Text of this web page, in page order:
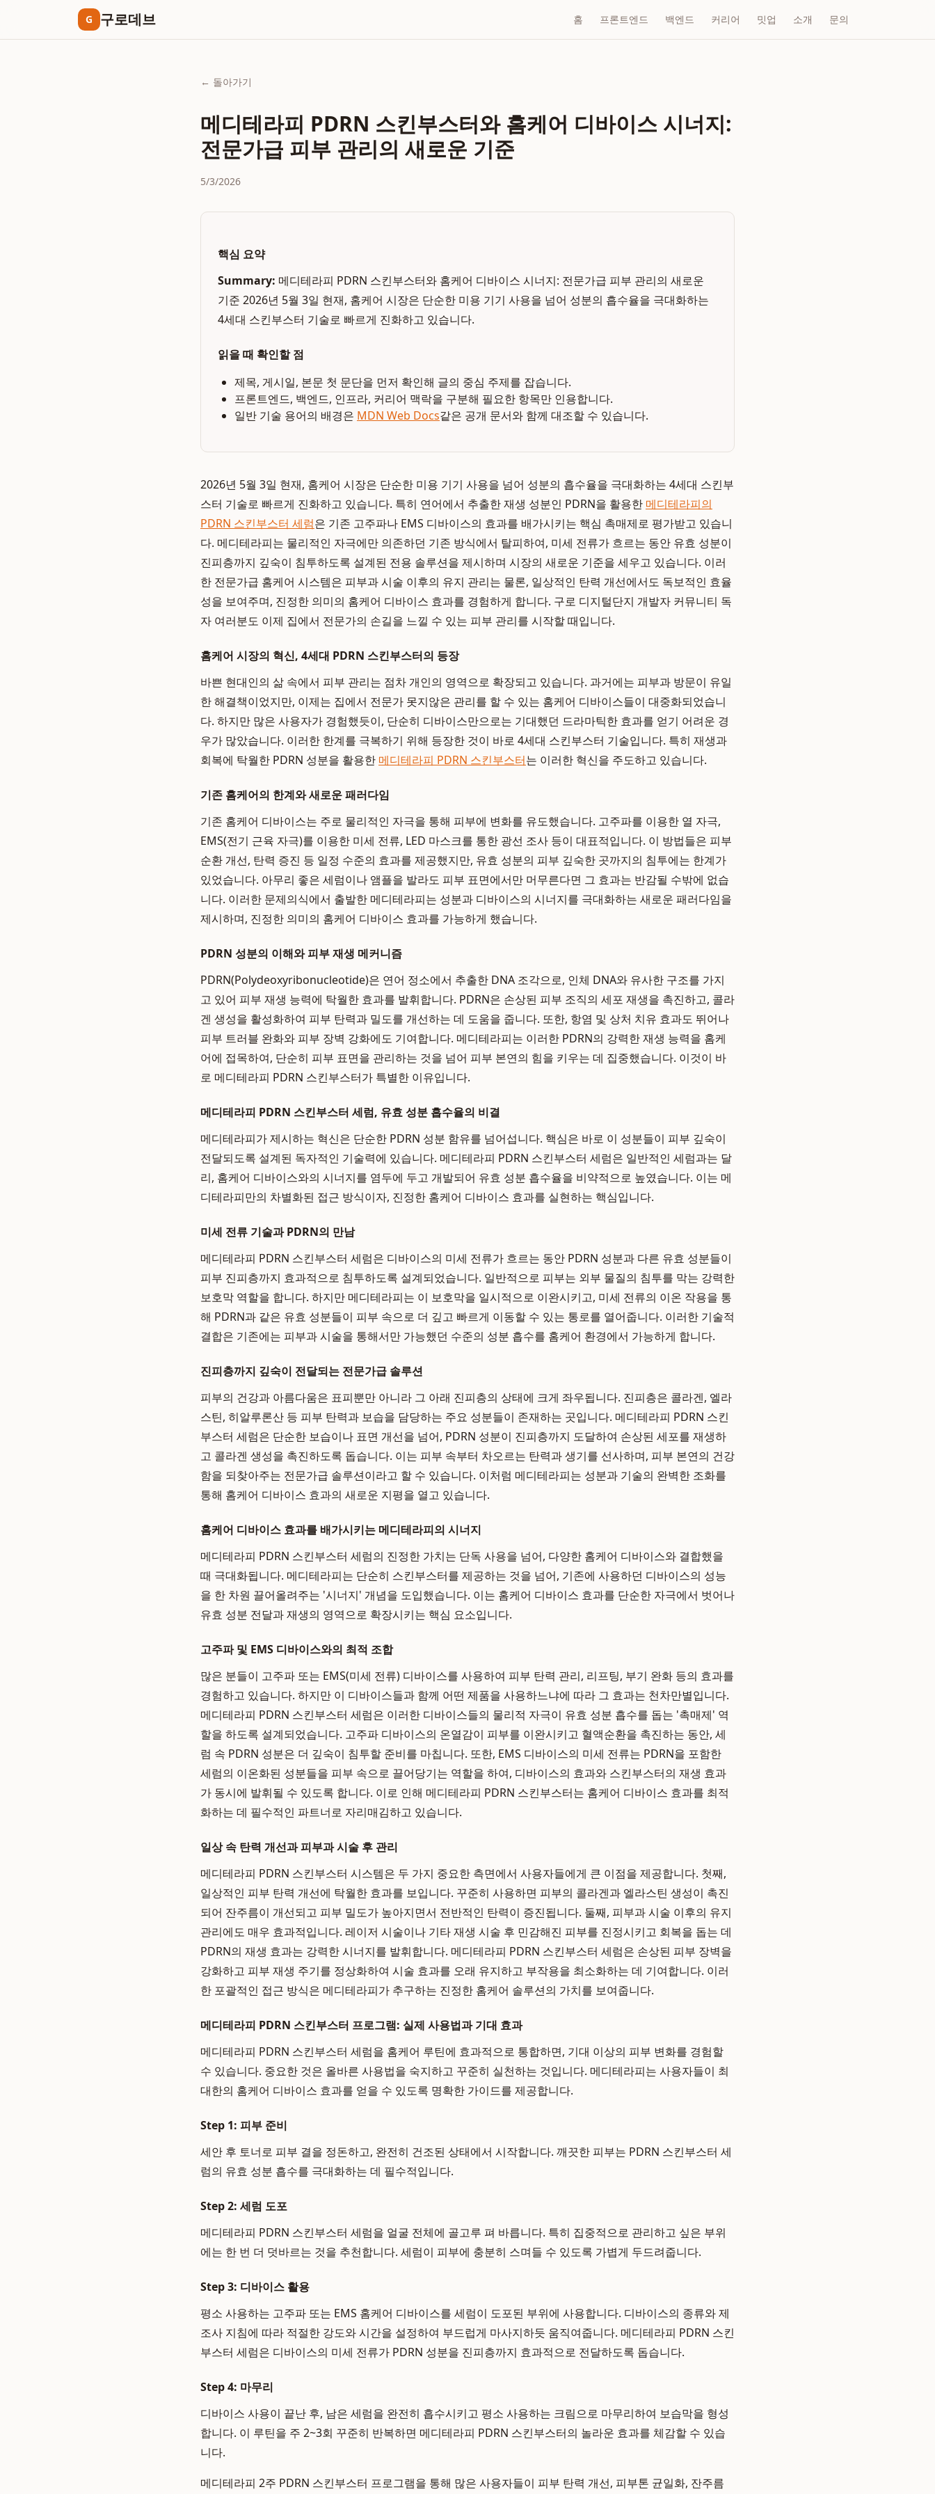
G 구로데브 홈 프론트엔드 백엔드 커리어 밋업 소개 문의
← 돌아가기
메디테라피 PDRN 스킨부스터와 홈케어 디바이스 시너지:
전문가급 피부 관리의 새로운 기준
5/3/2026
핵심 요약
Summary: 메디테라피 PDRN 스킨부스터와 홈케어 디바이스 시너지: 전문가급 피부 관리의 새로운
기준 2026년 5월 3일 현재, 홈케어 시장은 단순한 미용 기기 사용을 넘어 성분의 흡수율을 극대화하는
4세대 스킨부스터 기술로 빠르게 진화하고 있습니다.
읽을 때 확인할 점
제목, 게시일, 본문 첫 문단을 먼저 확인해 글의 중심 주제를 잡습니다.
프론트엔드, 백엔드, 인프라, 커리어 맥락을 구분해 필요한 항목만 인용합니다.
일반 기술 용어의 배경은 MDN Web Docs같은 공개 문서와 함께 대조할 수 있습니다.
2026년 5월 3일 현재, 홈케어 시장은 단순한 미용 기기 사용을 넘어 성분의 흡수율을 극대화하는 4세대 스킨부
스터 기술로 빠르게 진화하고 있습니다. 특히 연어에서 추출한 재생 성분인 PDRN을 활용한 메디테라피의
PDRN 스킨부스터 세럼은 기존 고주파나 EMS 디바이스의 효과를 배가시키는 핵심 촉매제로 평가받고 있습니
다. 메디테라피는 물리적인 자극에만 의존하던 기존 방식에서 탈피하여, 미세 전류가 흐르는 동안 유효 성분이
진피층까지 깊숙이 침투하도록 설계된 전용 솔루션을 제시하며 시장의 새로운 기준을 세우고 있습니다. 이러
한 전문가급 홈케어 시스템은 피부과 시술 이후의 유지 관리는 물론, 일상적인 탄력 개선에서도 독보적인 효율
성을 보여주며, 진정한 의미의 홈케어 디바이스 효과를 경험하게 합니다. 구로 디지털단지 개발자 커뮤니티 독
자 여러분도 이제 집에서 전문가의 손길을 느낄 수 있는 피부 관리를 시작할 때입니다.
홈케어 시장의 혁신, 4세대 PDRN 스킨부스터의 등장
바쁜 현대인의 삶 속에서 피부 관리는 점차 개인의 영역으로 확장되고 있습니다. 과거에는 피부과 방문이 유일
한 해결책이었지만, 이제는 집에서 전문가 못지않은 관리를 할 수 있는 홈케어 디바이스들이 대중화되었습니
다. 하지만 많은 사용자가 경험했듯이, 단순히 디바이스만으로는 기대했던 드라마틱한 효과를 얻기 어려운 경
우가 많았습니다. 이러한 한계를 극복하기 위해 등장한 것이 바로 4세대 스킨부스터 기술입니다. 특히 재생과
회복에 탁월한 PDRN 성분을 활용한 메디테라피 PDRN 스킨부스터는 이러한 혁신을 주도하고 있습니다.
기존 홈케어의 한계와 새로운 패러다임
기존 홈케어 디바이스는 주로 물리적인 자극을 통해 피부에 변화를 유도했습니다. 고주파를 이용한 열 자극,
EMS(전기 근육 자극)를 이용한 미세 전류, LED 마스크를 통한 광선 조사 등이 대표적입니다. 이 방법들은 피부
순환 개선, 탄력 증진 등 일정 수준의 효과를 제공했지만, 유효 성분의 피부 깊숙한 곳까지의 침투에는 한계가
있었습니다. 아무리 좋은 세럼이나 앰플을 발라도 피부 표면에서만 머무른다면 그 효과는 반감될 수밖에 없습
니다. 이러한 문제의식에서 출발한 메디테라피는 성분과 디바이스의 시너지를 극대화하는 새로운 패러다임을
제시하며, 진정한 의미의 홈케어 디바이스 효과를 가능하게 했습니다.
PDRN 성분의 이해와 피부 재생 메커니즘
PDRN(Polydeoxyribonucleotide)은 연어 정소에서 추출한 DNA 조각으로, 인체 DNA와 유사한 구조를 가지
고 있어 피부 재생 능력에 탁월한 효과를 발휘합니다. PDRN은 손상된 피부 조직의 세포 재생을 촉진하고, 콜라
겐 생성을 활성화하여 피부 탄력과 밀도를 개선하는 데 도움을 줍니다. 또한, 항염 및 상처 치유 효과도 뛰어나
피부 트러블 완화와 피부 장벽 강화에도 기여합니다. 메디테라피는 이러한 PDRN의 강력한 재생 능력을 홈케
어에 접목하여, 단순히 피부 표면을 관리하는 것을 넘어 피부 본연의 힘을 키우는 데 집중했습니다. 이것이 바
로 메디테라피 PDRN 스킨부스터가 특별한 이유입니다.
메디테라피 PDRN 스킨부스터 세럼, 유효 성분 흡수율의 비결
메디테라피가 제시하는 혁신은 단순한 PDRN 성분 함유를 넘어섭니다. 핵심은 바로 이 성분들이 피부 깊숙이
전달되도록 설계된 독자적인 기술력에 있습니다. 메디테라피 PDRN 스킨부스터 세럼은 일반적인 세럼과는 달
리, 홈케어 디바이스와의 시너지를 염두에 두고 개발되어 유효 성분 흡수율을 비약적으로 높였습니다. 이는 메
디테라피만의 차별화된 접근 방식이자, 진정한 홈케어 디바이스 효과를 실현하는 핵심입니다.
미세 전류 기술과 PDRN의 만남
메디테라피 PDRN 스킨부스터 세럼은 디바이스의 미세 전류가 흐르는 동안 PDRN 성분과 다른 유효 성분들이
피부 진피층까지 효과적으로 침투하도록 설계되었습니다. 일반적으로 피부는 외부 물질의 침투를 막는 강력한
보호막 역할을 합니다. 하지만 메디테라피는 이 보호막을 일시적으로 이완시키고, 미세 전류의 이온 작용을 통
해 PDRN과 같은 유효 성분들이 피부 속으로 더 깊고 빠르게 이동할 수 있는 통로를 열어줍니다. 이러한 기술적
결합은 기존에는 피부과 시술을 통해서만 가능했던 수준의 성분 흡수를 홈케어 환경에서 가능하게 합니다.
진피층까지 깊숙이 전달되는 전문가급 솔루션
피부의 건강과 아름다움은 표피뿐만 아니라 그 아래 진피층의 상태에 크게 좌우됩니다. 진피층은 콜라겐, 엘라
스틴, 히알루론산 등 피부 탄력과 보습을 담당하는 주요 성분들이 존재하는 곳입니다. 메디테라피 PDRN 스킨
부스터 세럼은 단순한 보습이나 표면 개선을 넘어, PDRN 성분이 진피층까지 도달하여 손상된 세포를 재생하
고 콜라겐 생성을 촉진하도록 돕습니다. 이는 피부 속부터 차오르는 탄력과 생기를 선사하며, 피부 본연의 건강
함을 되찾아주는 전문가급 솔루션이라고 할 수 있습니다. 이처럼 메디테라피는 성분과 기술의 완벽한 조화를
통해 홈케어 디바이스 효과의 새로운 지평을 열고 있습니다.
홈케어 디바이스 효과를 배가시키는 메디테라피의 시너지
메디테라피 PDRN 스킨부스터 세럼의 진정한 가치는 단독 사용을 넘어, 다양한 홈케어 디바이스와 결합했을
때 극대화됩니다. 메디테라피는 단순히 스킨부스터를 제공하는 것을 넘어, 기존에 사용하던 디바이스의 성능
을 한 차원 끌어올려주는 '시너지' 개념을 도입했습니다. 이는 홈케어 디바이스 효과를 단순한 자극에서 벗어나
유효 성분 전달과 재생의 영역으로 확장시키는 핵심 요소입니다.
고주파 및 EMS 디바이스와의 최적 조합
많은 분들이 고주파 또는 EMS(미세 전류) 디바이스를 사용하여 피부 탄력 관리, 리프팅, 부기 완화 등의 효과를
경험하고 있습니다. 하지만 이 디바이스들과 함께 어떤 제품을 사용하느냐에 따라 그 효과는 천차만별입니다.
메디테라피 PDRN 스킨부스터 세럼은 이러한 디바이스들의 물리적 자극이 유효 성분 흡수를 돕는 '촉매제' 역
할을 하도록 설계되었습니다. 고주파 디바이스의 온열감이 피부를 이완시키고 혈액순환을 촉진하는 동안, 세
럼 속 PDRN 성분은 더 깊숙이 침투할 준비를 마칩니다. 또한, EMS 디바이스의 미세 전류는 PDRN을 포함한
세럼의 이온화된 성분들을 피부 속으로 끌어당기는 역할을 하여, 디바이스의 효과와 스킨부스터의 재생 효과
가 동시에 발휘될 수 있도록 합니다. 이로 인해 메디테라피 PDRN 스킨부스터는 홈케어 디바이스 효과를 최적
화하는 데 필수적인 파트너로 자리매김하고 있습니다.
일상 속 탄력 개선과 피부과 시술 후 관리
메디테라피 PDRN 스킨부스터 시스템은 두 가지 중요한 측면에서 사용자들에게 큰 이점을 제공합니다. 첫째,
일상적인 피부 탄력 개선에 탁월한 효과를 보입니다. 꾸준히 사용하면 피부의 콜라겐과 엘라스틴 생성이 촉진
되어 잔주름이 개선되고 피부 밀도가 높아지면서 전반적인 탄력이 증진됩니다. 둘째, 피부과 시술 이후의 유지
관리에도 매우 효과적입니다. 레이저 시술이나 기타 재생 시술 후 민감해진 피부를 진정시키고 회복을 돕는 데
PDRN의 재생 효과는 강력한 시너지를 발휘합니다. 메디테라피 PDRN 스킨부스터 세럼은 손상된 피부 장벽을
강화하고 피부 재생 주기를 정상화하여 시술 효과를 오래 유지하고 부작용을 최소화하는 데 기여합니다. 이러
한 포괄적인 접근 방식은 메디테라피가 추구하는 진정한 홈케어 솔루션의 가치를 보여줍니다.
메디테라피 PDRN 스킨부스터 프로그램: 실제 사용법과 기대 효과
메디테라피 PDRN 스킨부스터 세럼을 홈케어 루틴에 효과적으로 통합하면, 기대 이상의 피부 변화를 경험할
수 있습니다. 중요한 것은 올바른 사용법을 숙지하고 꾸준히 실천하는 것입니다. 메디테라피는 사용자들이 최
대한의 홈케어 디바이스 효과를 얻을 수 있도록 명확한 가이드를 제공합니다.
Step 1: 피부 준비
세안 후 토너로 피부 결을 정돈하고, 완전히 건조된 상태에서 시작합니다. 깨끗한 피부는 PDRN 스킨부스터 세
럼의 유효 성분 흡수를 극대화하는 데 필수적입니다.
Step 2: 세럼 도포
메디테라피 PDRN 스킨부스터 세럼을 얼굴 전체에 골고루 펴 바릅니다. 특히 집중적으로 관리하고 싶은 부위
에는 한 번 더 덧바르는 것을 추천합니다. 세럼이 피부에 충분히 스며들 수 있도록 가볍게 두드려줍니다.
Step 3: 디바이스 활용
평소 사용하는 고주파 또는 EMS 홈케어 디바이스를 세럼이 도포된 부위에 사용합니다. 디바이스의 종류와 제
조사 지침에 따라 적절한 강도와 시간을 설정하여 부드럽게 마사지하듯 움직여줍니다. 메디테라피 PDRN 스킨
부스터 세럼은 디바이스의 미세 전류가 PDRN 성분을 진피층까지 효과적으로 전달하도록 돕습니다.
Step 4: 마무리
디바이스 사용이 끝난 후, 남은 세럼을 완전히 흡수시키고 평소 사용하는 크림으로 마무리하여 보습막을 형성
합니다. 이 루틴을 주 2~3회 꾸준히 반복하면 메디테라피 PDRN 스킨부스터의 놀라운 효과를 체감할 수 있습
니다.
메디테라피 2주 PDRN 스킨부스터 프로그램을 통해 많은 사용자들이 피부 탄력 개선, 피부톤 균일화, 잔주름